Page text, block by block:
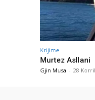
Krijime
Murtez Asllani
Gjin Musa - 28